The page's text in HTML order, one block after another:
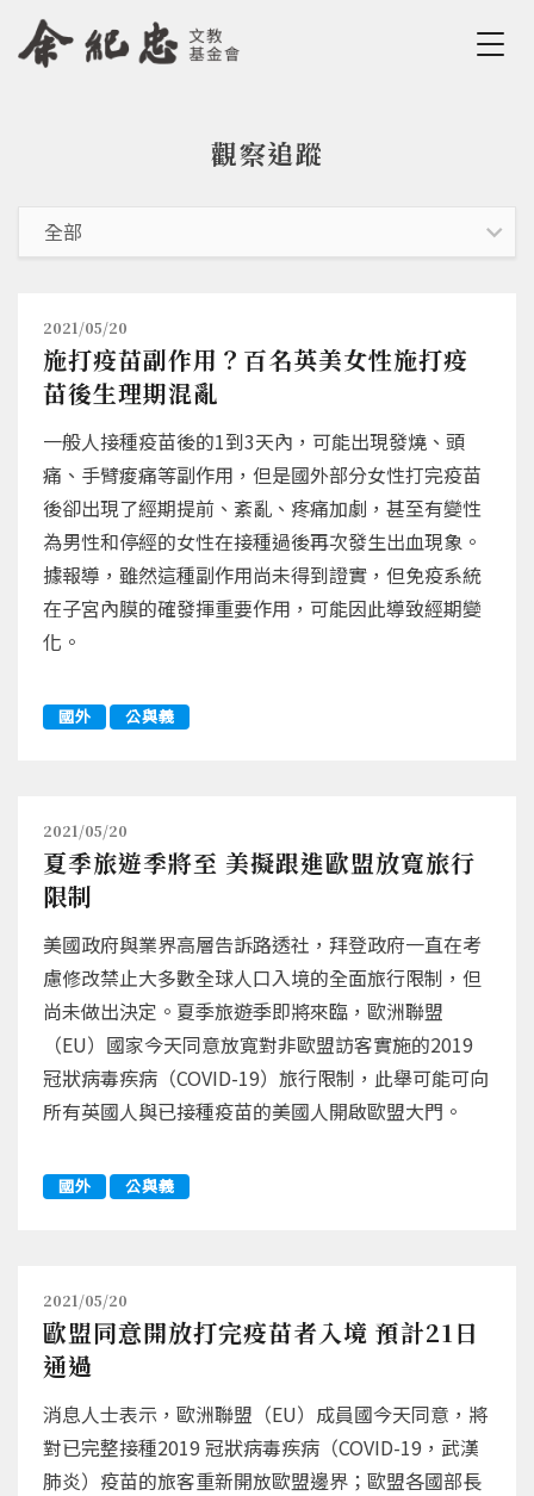
Jump to Navigation
Jump to Main content
觀察追蹤
2021/05/20
施打疫苗副作用？百名英美女性施打疫
苗後生理期混亂
一般人接種疫苗後的1到3天內，可能出現發燒、頭
痛、手臂痠痛等副作用，但是國外部分女性打完疫苗
後卻出現了經期提前、紊亂、疼痛加劇，甚至有變性
為男性和停經的女性在接種過後再次發生出血現象。
據報導，雖然這種副作用尚未得到證實，但免疫系統
在子宮內膜的確發揮重要作用，可能因此導致經期變
化。
國外 公與義
2021/05/20
夏季旅遊季將至 美擬跟進歐盟放寬旅行
限制
美國政府與業界高層告訴路透社，拜登政府一直在考
慮修改禁止大多數全球人口入境的全面旅行限制，但
尚未做出決定。夏季旅遊季即將來臨，歐洲聯盟
（EU）國家今天同意放寬對非歐盟訪客實施的2019
冠狀病毒疾病（COVID-19）旅行限制，此舉可能可向
所有英國人與已接種疫苗的美國人開啟歐盟大門。
國外 公與義
2021/05/20
歐盟同意開放打完疫苗者入境 預計21日
通過
消息人士表示，歐洲聯盟（EU）成員國今天同意，將
對已完整接種2019 冠狀病毒疾病（COVID-19，武漢
肺炎）疫苗的旅客重新開放歐盟邊界；歐盟各國部長